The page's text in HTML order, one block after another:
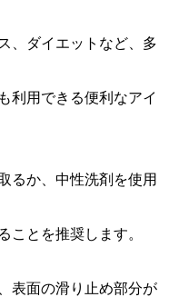
、ダイエットなど、多
利用できる便利なアイ
るか、中性洗剤を使用
ことを推奨します。
表面の滑り止め部分が